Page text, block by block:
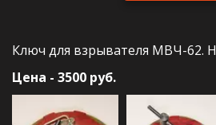
Ключ для взрывателя МВЧ-62.
Цена - 3500 руб.